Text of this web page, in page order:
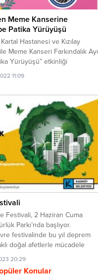
Meme Kanserine
Patika Yürüyüşü
Hastanesi ve Kızılay
Meme Kanseri Farkındalık Ayı
Yürüyüşü” etkinliği
Kanseri Farkındalık Ayı
erken teşhis ve tedavinin
edilen etkinlik, 8 Ekim
11:09
Festivali, 2 Haziran Cuma
Parkı’nda başlıyor.
festivalinde bu yıl deprem
doğal afetlerle mücadele
en kapsamlı ve en büyük çevre
Kadıköy Belediyesi
20:29
Konular